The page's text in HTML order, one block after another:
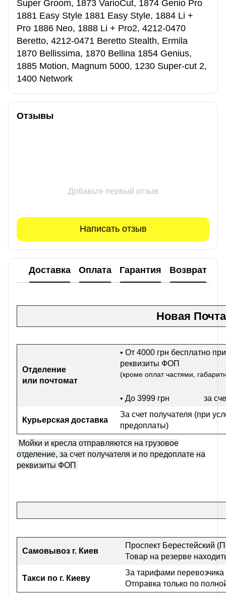
Super Groom, 1873 VarioCut, 1874 Genio Pro
1881 Easy Style 1881 Easy Style, 1884 Li +
Pro 1886 Neo, 1888 Li + Pro2, 4212-0470
Beretto, 4212-0471 Beretto Stealth, Ermila
1870 Bellissima, 1870 Bellina 1854 Genius,
1885 Motion, Magnum 5000, 1230 Super-cut 2,
1400 Network
Отзывы
Добавьте первый отзыв
Написать отзыв
Доставка Оплата Гарантия Возврат
Новая Почта
Отделение
или почтомат
• От 4000 грн бесплатно
реквизиты ФОП
(кроме оплат частями,
• До 3999 грн за
Курьерская доставка
За счет получателя (при
предоплаты)
Мойки и кресла отправляются на грузовое
отделение, за счет получателя и по предоплате на
реквизиты ФОП
Самовывоз г. Киев
Проспект Берестейский
Товар на резерве
Такси по г. Киеву
За тарифами перевозчика
Отправка только по